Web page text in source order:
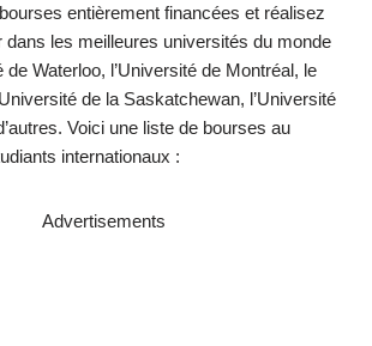
entièrement financées et réalisez
dans les meilleures universités du monde
de Waterloo, l’Université de Montréal, le
de la Saskatchewan, l’Université
Voici une liste de bourses au
internationaux :
Advertisements